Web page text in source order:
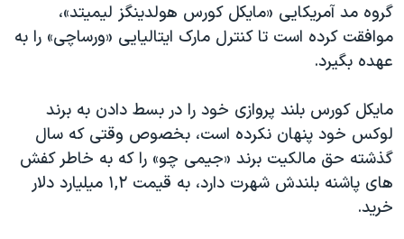
تریبونال مردمی آبان ۹۸
دادگاه حمید نوری
قانون شفافیت دارائی کادر رهبری ایران
اعتراضات مردمی آبان ۹۸
اسرائیل در جنگ
گروه مد آمریکایی «مایکل کورس هولدینگز لیمیتد»،
موافقت کرده است تا کنترل مارک ایتالیایی «ورساچی» را به
عهده بگیرد.
مایکل کورس بلند پروازی خود را در بسط دادن به برند
لوکس خود پنهان نکرده است، بخصوص وقتی که سال
گذشته حق مالکیت برند «جیمی چو» را که به خاطر کفش
های پاشنه بلندش شهرت دارد، به قیمت ۱,۲ میلیارد دلار
خرید.